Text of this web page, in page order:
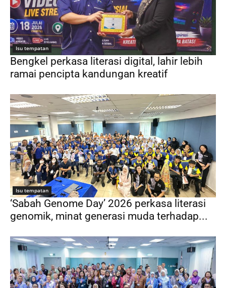
Isu tempatan
Bengkel perkasa literasi digital, lahir lebih
ramai pencipta kandungan kreatif
Isu tempatan
‘Sabah Genome Day’ 2026 perkasa literasi
genomik, minat generasi muda terhadap...